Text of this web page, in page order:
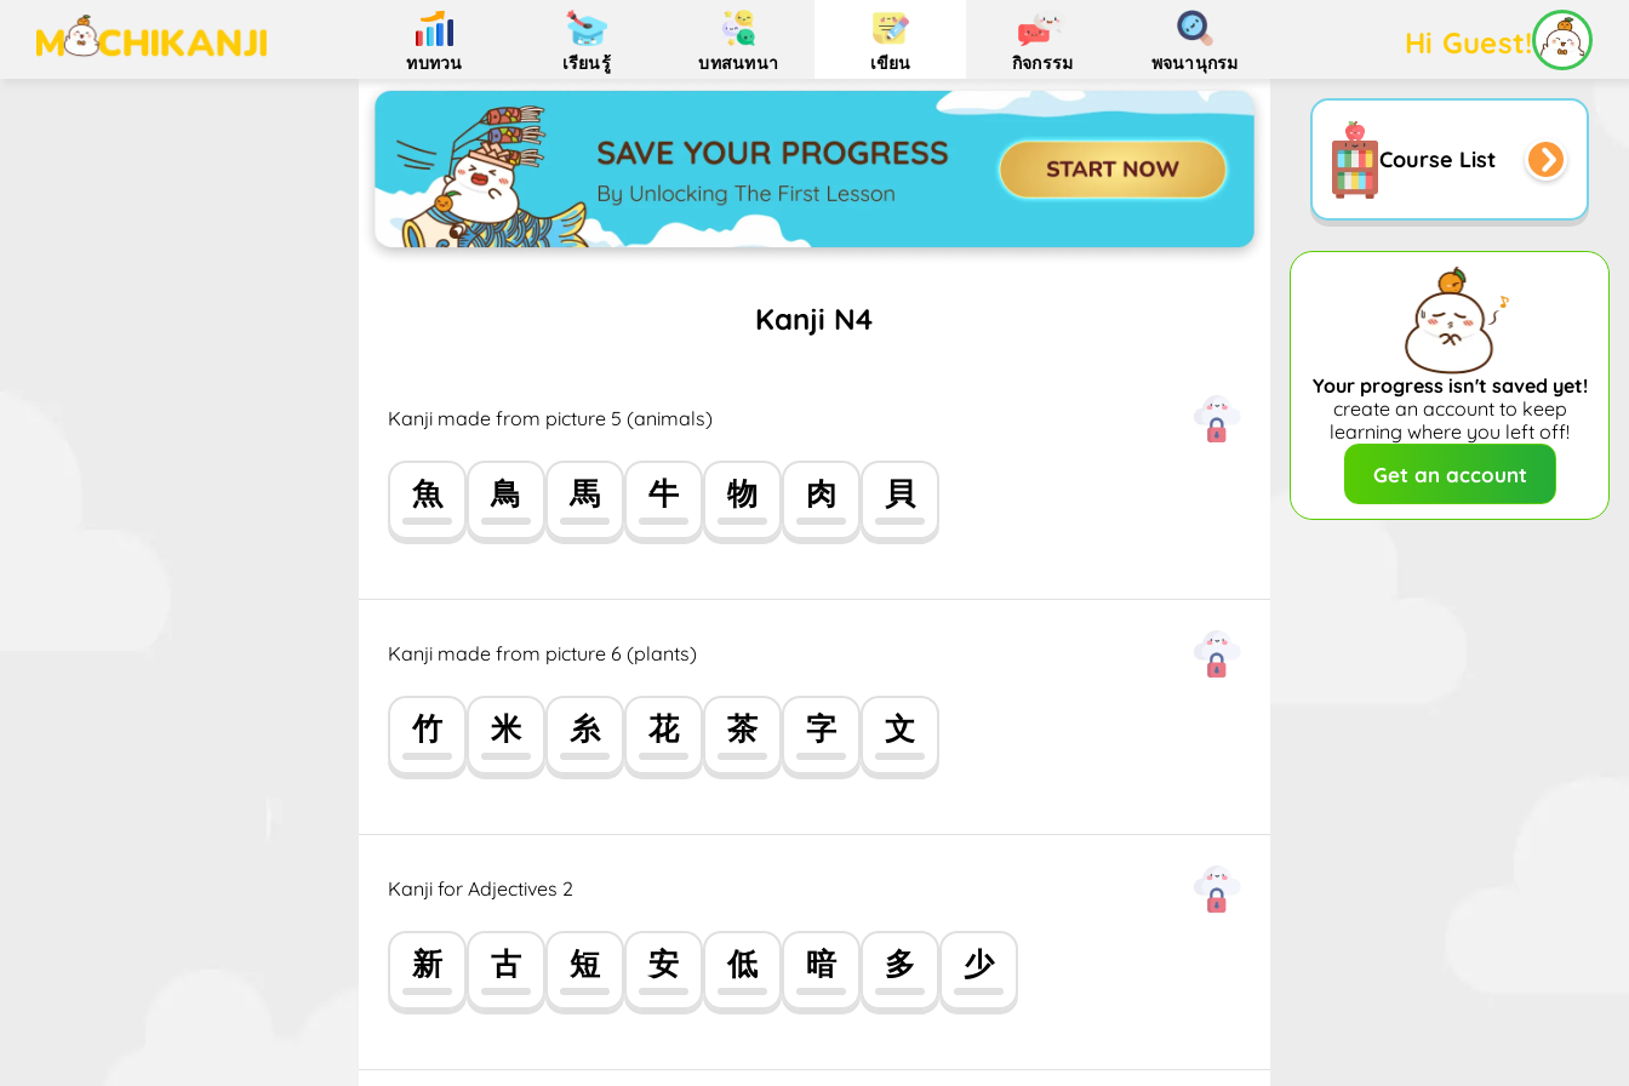
ทบทวน เรียนรู้ บทสนทนา เขียน กิจกรรม พจนานุกรม
Hi Guest!
Kanji N4
Kanji made from picture 5 (animals)
魚 鳥 馬 牛 物 肉 貝
Kanji made from picture 6 (plants)
竹 米 糸 花 茶 字 文
Kanji for Adjectives 2
新 古 短 安 低 暗 多 少
Course List
Your progress isn't saved yet!
create an account to keep
learning where you left off!
Get an account